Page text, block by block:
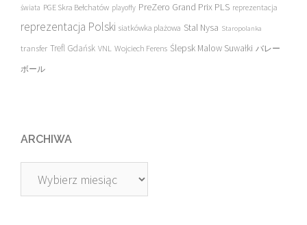
świata PGE Skra Bełchatów playoffy PreZero Grand Prix PLS reprezentacja
reprezentacja Polski siatkówka plażowa Stal Nysa Staropolanka
transfer Trefl Gdańsk VNL Wojciech Ferens Ślepsk Malow Suwałki バレー
ボール
ARCHIWA
Archiwa